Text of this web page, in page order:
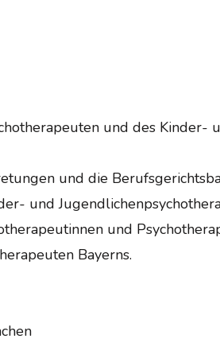
und des Kinder-
und die
und
und
Bayerns.